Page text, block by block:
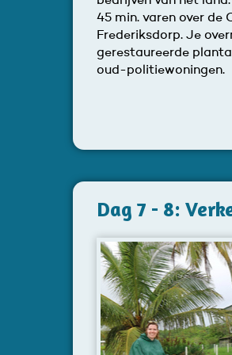
45 min. varen over
Frederiksdorp. Je
gerestaureerde
oud-politiewoningen.
Dag 7 - 8: